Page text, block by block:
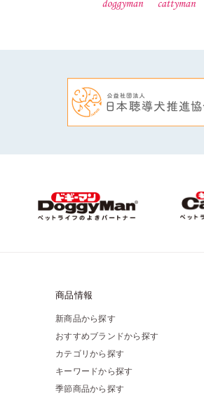
商品情報
新商品から探す
おすすめブランドから探す
カテゴリから探す
キーワードから探す
季節商品から探す